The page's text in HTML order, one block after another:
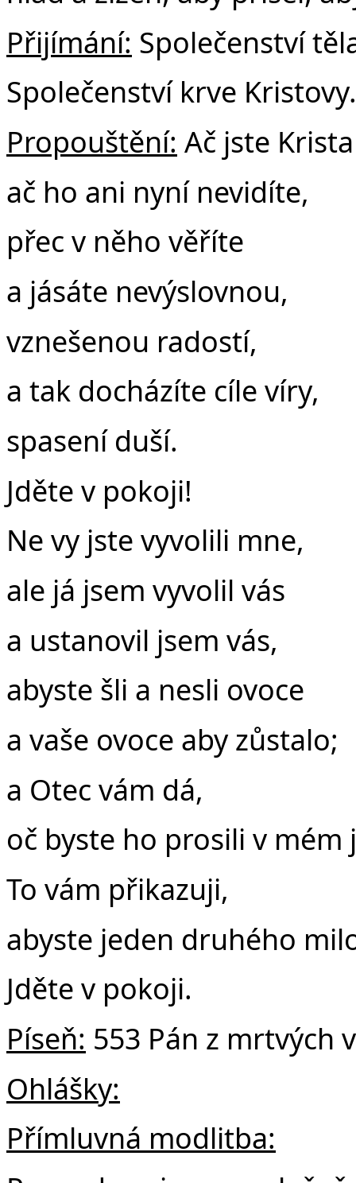
Přijímání: Společenství
Společenství krve Kristovy.
Propouštění: Ač jste
ač ho ani nyní nevidíte,
přec v něho věříte
a jásáte nevýslovnou,
vznešenou radostí,
a tak docházíte cíle víry,
spasení duší.
Jděte v pokoji!
Ne vy jste vyvolili mne,
ale já jsem vyvolil vás
a ustanovil jsem vás,
abyste šli a nesli ovoce
a vaše ovoce aby zůstalo;
a Otec vám dá,
oč byste ho prosili v mém
To vám přikazuji,
abyste jeden druhého
Jděte v pokoji.
Píseň: 553 Pán z mrtvých
Ohlášky:
Přímluvná modlitba: